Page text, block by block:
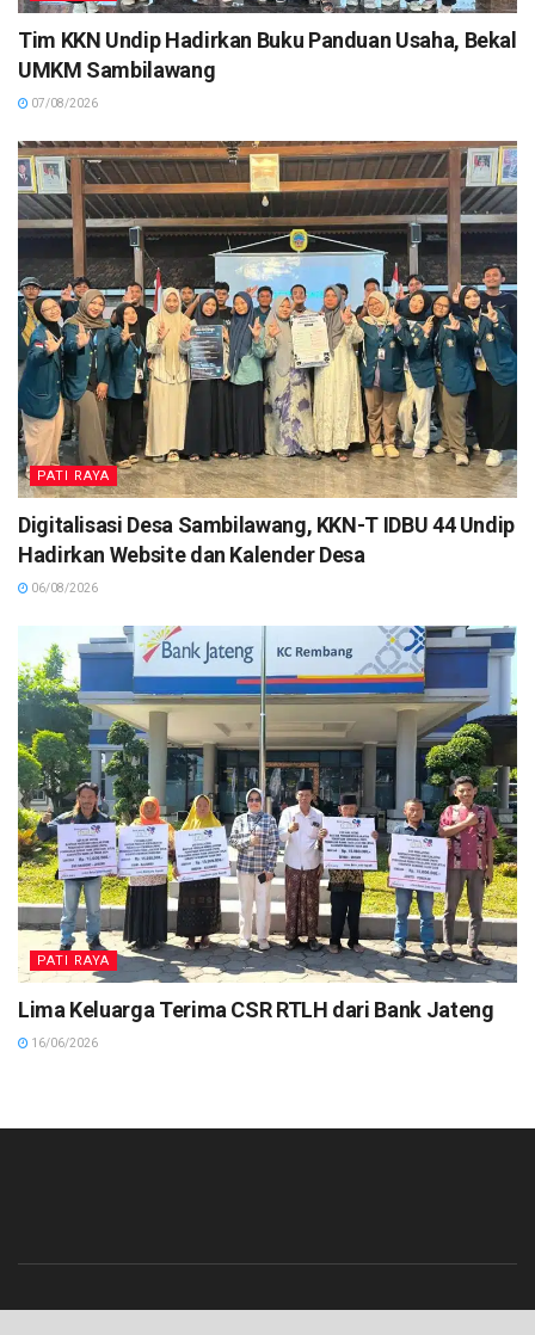
Tim KKN Undip Hadirkan Buku Panduan Usaha, Bekal
UMKM Sambilawang
07/08/2026
PATI RAYA
Digitalisasi Desa Sambilawang, KKN-T IDBU 44 Undip
Hadirkan Website dan Kalender Desa
06/08/2026
PATI RAYA
Lima Keluarga Terima CSR RTLH dari Bank Jateng
16/06/2026